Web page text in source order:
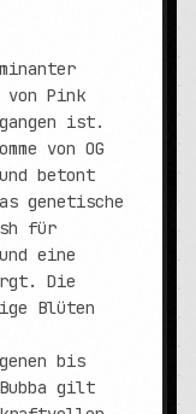
von Pink
ist.
von OG
betont
genetische
für
eine
Die
Blüten
bis
gilt